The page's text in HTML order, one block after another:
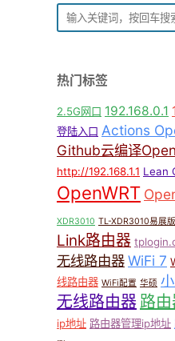
AX1800 qwrt,OpenWRT,uboot
热门标签
2.5G网口 192.168.0.1
登陆入口 Actions
Github云编译
http://192.168.1.1 Lean
OpenWRT
XDR3010 TL-XDR3010易展版
Link路由器
无线路由器WiFi 7
线路由器 WiFi配置 华硕
无线路由器路
ip地址 路由器管理ip地址